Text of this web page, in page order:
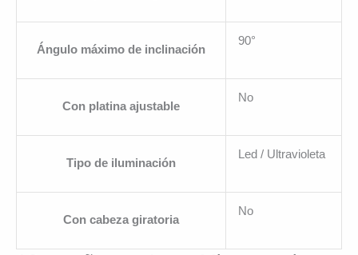
Ángulo máximo de inclinación
90°
Con platina ajustable
No
Tipo de iluminación
Led / Ultravioleta
Con cabeza giratoria
No